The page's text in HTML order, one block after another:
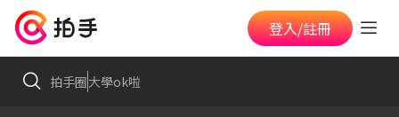
登入/註冊
拍手圈大學ok啦